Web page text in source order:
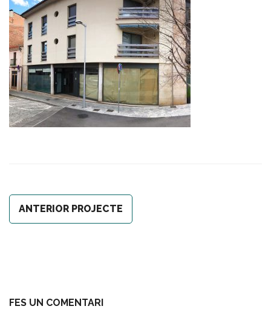
ANTERIOR PROJECTE
FES UN COMENTARI